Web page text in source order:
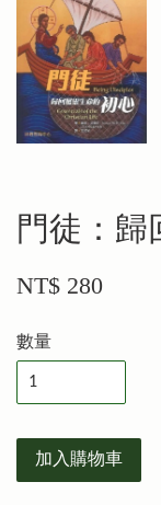
門徒：歸
NT$ 280
數量
加入購物車